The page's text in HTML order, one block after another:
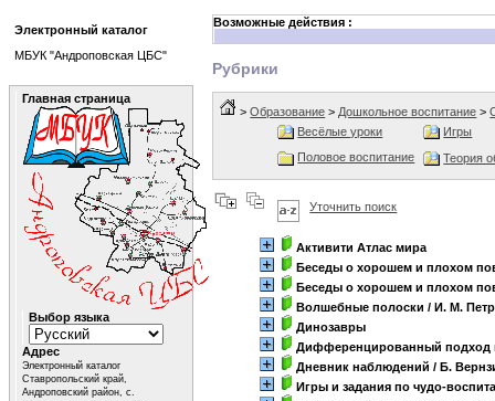
Возможные действия :
Рубрики
>Образование > Дошкольное воспитание >
Весёлые уроки
Игры
Половое воспитание
Теория
Уточнить поиск
Активити Атлас мира
Беседы о хорошем и плохом
Беседы о хорошем и плохом
Волшебные полоски / И. М.
Динозавры
Дифференцированный подход
Дневник наблюдений / Б.
Игры и задания по чудо-
Электронный каталог
МБУК "Андроповская ЦБС"
Главная страница
Выбор языка
Адрес
Электронный каталог
Ставропольский край,
Андроповский район, с.